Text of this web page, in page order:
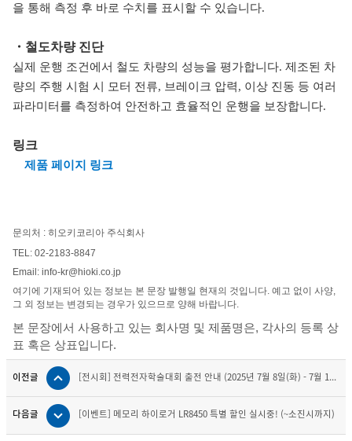
을 통해 측정 후 바로 수치를 표시할 수 있습니다.
・ 철도차량 진단
실제 운행 조건에서 철도 차량의 성능을 평가합니다.제조된 차
량의 주행 시험 시 모터 전류, 브레이크 압력, 이상 진동 등 여러
파라미터를 측정하여 안전하고 효율적인 운행을 보장합니 다.
링크
제품 페이지 링크
문의처 : 히오키코리아 주식회사
TEL: 02-2183-8847
Email: info-kr@hioki.co.jp
여기에 기재되어 있는 정보는 본 문장 발행일 현재의 것입니다. 예고 없이 사양,
그 외 정보는 변경되는 경우가 있으므로 양해 바랍니다.
본 문장에서 사용하고 있는 회사명 및 제품명은, 각사의 등록 상
표 혹은 상표입니다.
이전글 [전시회] 전력전자학술대회 출전 안내 (2025년 7월 8일(화) - 7월 1...
다음글 [이벤트] 메모리 하이로거 LR8450 특별 할인 실시중! (~소진시까지)